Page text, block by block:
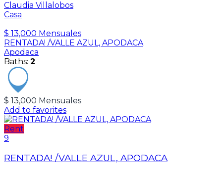
Claudia Villalobos
Casa
$ 13,000 Mensuales
RENTADA! /VALLE AZUL, APODACA
Apodaca
Baths: 2
$ 13,000 Mensuales
Add to favorites
Rent
9
RENTADA! /VALLE AZUL, APODACA